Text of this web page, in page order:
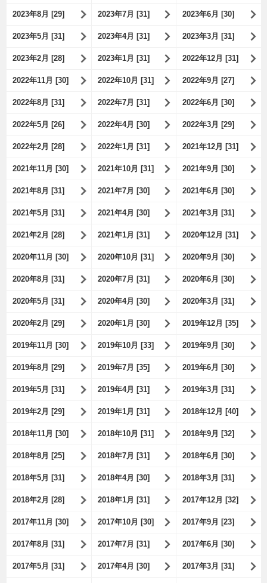
2023年8月 [29] 2023年7月 [31] 2023年6月 [30]
2023年5月 [31] 2023年4月 [31] 2023年3月 [31]
2023年2月 [28] 2023年1月 [31] 2022年12月 [31]
2022年11月 [30] 2022年10月 [31] 2022年9月 [27]
2022年8月 [31] 2022年7月 [31] 2022年6月 [30]
2022年5月 [26] 2022年4月 [30] 2022年3月 [29]
2022年2月 [28] 2022年1月 [31] 2021年12月 [31]
2021年11月 [30] 2021年10月 [31] 2021年9月 [30]
2021年8月 [31] 2021年7月 [30] 2021年6月 [30]
2021年5月 [31] 2021年4月 [30] 2021年3月 [31]
2021年2月 [28] 2021年1月 [31] 2020年12月 [31]
2020年11月 [30] 2020年10月 [31] 2020年9月 [30]
2020年8月 [31] 2020年7月 [31] 2020年6月 [30]
2020年5月 [31] 2020年4月 [30] 2020年3月 [31]
2020年2月 [29] 2020年1月 [30] 2019年12月 [35]
2019年11月 [30] 2019年10月 [33] 2019年9月 [30]
2019年8月 [29] 2019年7月 [35] 2019年6月 [30]
2019年5月 [31] 2019年4月 [31] 2019年3月 [31]
2019年2月 [29] 2019年1月 [31] 2018年12月 [40]
2018年11月 [30] 2018年10月 [31] 2018年9月 [32]
2018年8月 [25] 2018年7月 [31] 2018年6月 [30]
2018年5月 [31] 2018年4月 [30] 2018年3月 [31]
2018年2月 [28] 2018年1月 [31] 2017年12月 [32]
2017年11月 [30] 2017年10月 [30] 2017年9月 [23]
2017年8月 [31] 2017年7月 [31] 2017年6月 [30]
2017年5月 [31] 2017年4月 [30] 2017年3月 [31]